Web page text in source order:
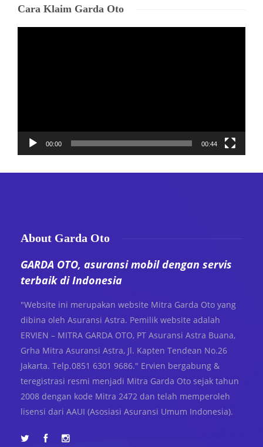
Cara Klaim Garda Oto
00:00 00:44
About Garda Oto
GARDA OTO, asuransi mobil dengan servis
terbaik di Indonesia
"Website ini merupakan website Mitra Garda Oto yang
dibina oleh Asuransi Astra. Pemilik website adalah
ERVIEN – MITRA GARDA OTO, PT Asuransi Astra Buana,
Grha Mitra Asuransi Astra, Jl. Kapten Tendean No.26
Jakarta. Telp.0851 6301 9686." Ervien bergabung &
teregistrasi resmi menjadi Mitra Garda Oto sejak tahun
2008 dengan kode Mitra 2472 dan telah memperoleh
lisensi dari AAUI (Asosiasi Asuransi Umum Indonesia).